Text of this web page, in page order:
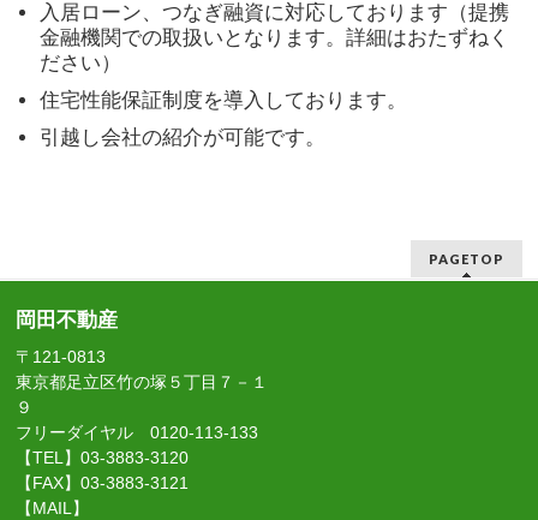
入居ローン、つなぎ融資に対応しております（提携
金融機関での取扱いとなります。詳細はおたずねく
ださい）
住宅性能保証制度を導入しております。
引越し会社の紹介が可能です。
PAGETOP
岡田不動産
〒121-0813
東京都足立区竹の塚５丁目７－１
９
フリーダイヤル 0120-113-133
【TEL】03-3883-3120
【FAX】03-3883-3121
【MAIL】